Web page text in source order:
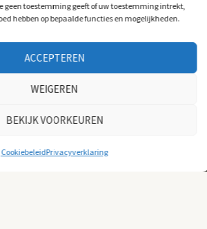
geen toestemming geeft of uw toestemming intrekt,
hebben op bepaalde functies en mogelijkheden.
ACCEPTEREN
WEIGEREN
BEKIJK VOORKEUREN
CookiebeleidPrivacyverklaring